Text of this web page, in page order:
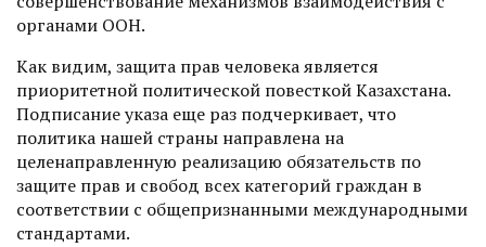
органами ООН.
Как видим, защита прав человека является
приоритетной политической повесткой Казахстана.
Подписание указа еще раз подчеркивает, что
политика нашей страны направлена на
целенаправленную реализацию обязательств по
защите прав и свобод всех категорий граждан в
соответствии с общепризнанными международными
стандартами.